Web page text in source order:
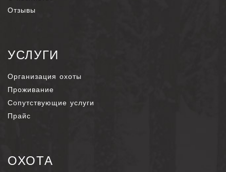
Отзывы
УСЛУГИ
Организация охоты
Проживание
Сопутствующие услуги
Прайс
ОХОТА